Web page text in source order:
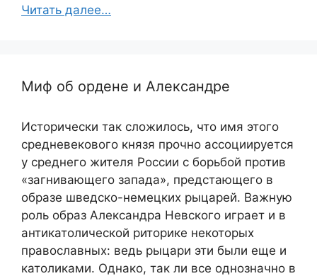
Читать далее…
Миф об ордене и Александре
Исторически так сложилось, что имя этого
средневекового князя прочно ассоциируется
у среднего жителя России с борьбой против
«загнивающего запада», предстающего в
образе шведско-немецких рыцарей. Важную
роль образ Александра Невского играет и в
антикатолической риторике некоторых
православных: ведь рыцари эти были еще и
католиками. Однако, так ли все однозначно в